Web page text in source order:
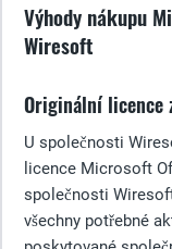
Výhody nákupu
Wiresoft
Originální licence
U společnosti
licence Microsoft
společnosti
všechny potřebné